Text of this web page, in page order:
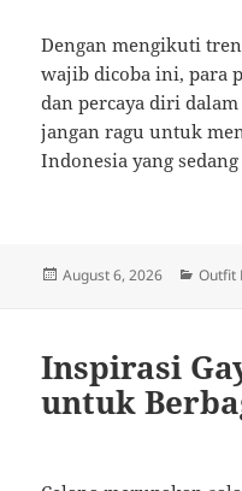
Dengan mengikuti
wajib dicoba ini, para
dan percaya diri dalam
jangan ragu untuk
Indonesia yang
Posted
August 6, 2026 Outfit
Inspirasi
untuk